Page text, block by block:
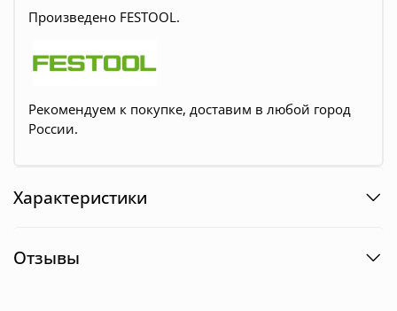
Произведено FESTOOL.
Рекомендуем к покупке, доставим в любой город
России.
Характеристики
Отзывы